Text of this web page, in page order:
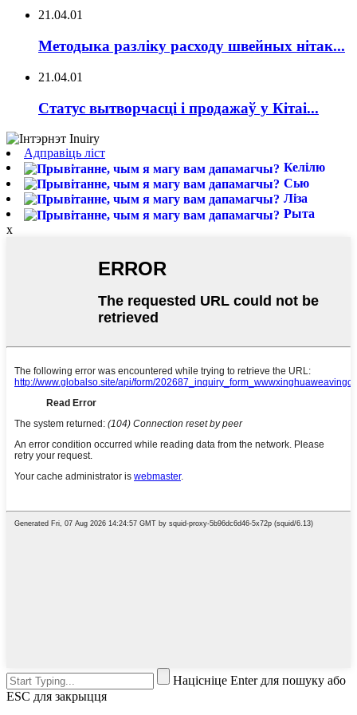
21.04.01
Методыка разліку расходу швейных нітак...
21.04.01
Статус вытворчасці і продажаў у Кітаі...
Адправіць ліст
Келілю
Сью
Ліза
Рыта
x
Націсніце Enter для пошуку або
ESC для закрыцця